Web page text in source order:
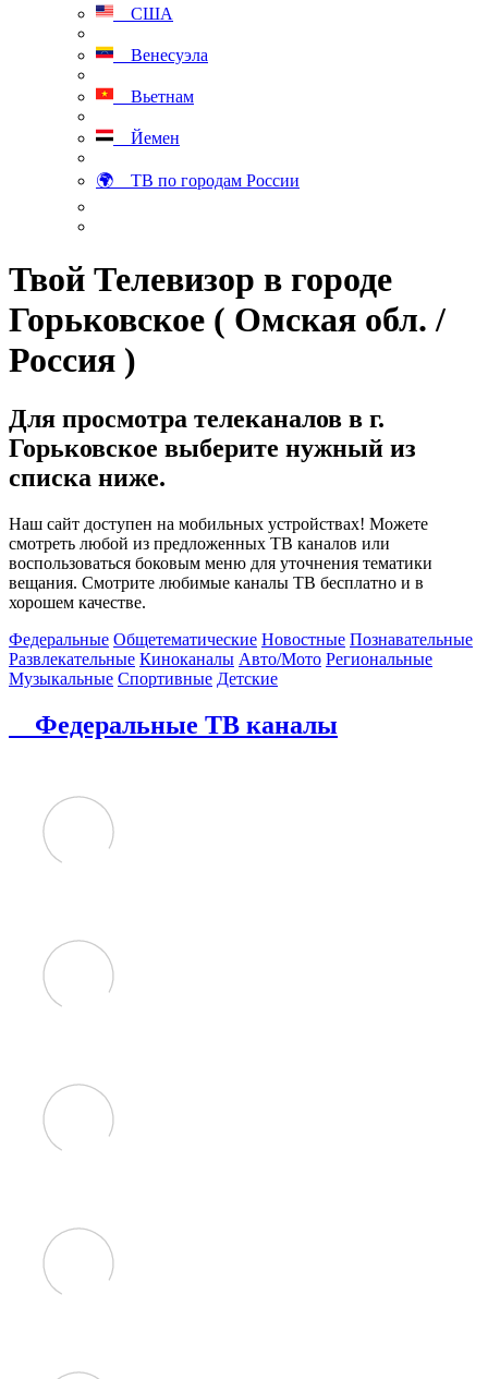
США
Венесуэла
Вьетнам
Йемен
🌍 ТВ по городам России
Твой Телевизор в городе
Горьковское ( Омская обл. /
Россия )
Для просмотра телеканалов в г.
Горьковское выберите нужный из
списка ниже.
Наш сайт доступен на мобильных устройствах! Можете
смотреть любой из предложенных ТВ каналов или
воспользоваться боковым меню для уточнения тематики
вещания. Смотрите любимые каналы ТВ бесплатно и в
хорошем качестве.
Федеральные Общетематические Новостные Познавательные
Развлекательные Киноканалы Авто/Мото Региональные
Музыкальные Спортивные Детские
Федеральные ТВ каналы